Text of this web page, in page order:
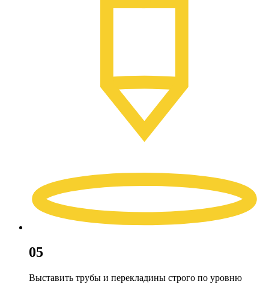
05
Выставить трубы и перекладины строго по уровню